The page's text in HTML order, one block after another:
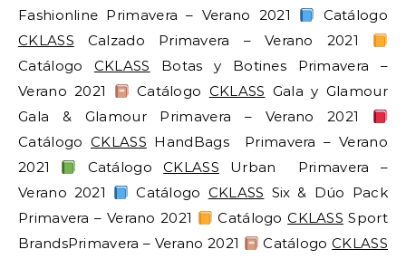
Fashionline Primavera – Verano 2021
Catálogo
CKLASS Calzado Primavera – Verano 2021
Catálogo CKLASS Botas y Botines Primavera –
Verano 2021
Catálogo CKLASS Gala y Glamour
Gala & Glamour Primavera – Verano 2021
Catálogo CKLASS HandBags Primavera – Verano
2021
CatálogoCKLASS Urban Primavera –
Verano 2021
Catálogo CKLASS Six & Dúo Pack
Primavera – Verano 2021
CatálogoCKLASS Sport
BrandsPrimavera – Verano 2021
CatálogoCKLASS